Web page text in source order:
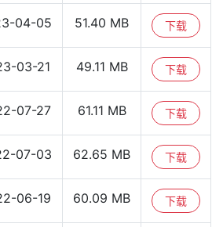
04-05 51.40 MB 下载
03-21 49.11 MB 下载
07-27 61.11 MB 下载
07-03 62.65 MB 下载
06-19 60.09 MB 下载